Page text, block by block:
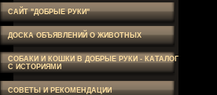
САЙТ "ДОБРЫЕ РУКИ"
ДОСКА ОБЪЯВЛЕНИЙ О ЖИВОТНЫХ
СОБАКИ И КОШКИ В ДОБРЫЕ РУКИ - КАТАЛОГ
С ИСТОРИЯМИ
СОВЕТЫ И РЕКОМЕНДАЦИИ